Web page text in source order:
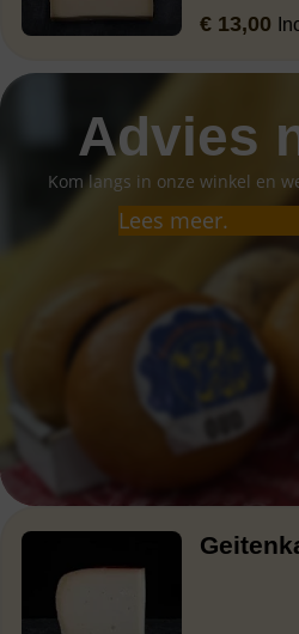
€ 13,00
Advies
Kom langs in onze winkel en
Lees meer.